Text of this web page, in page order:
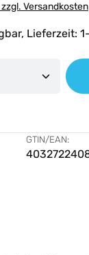
Versandkosten
Lieferzeit:
Gib
GTIN/EAN: